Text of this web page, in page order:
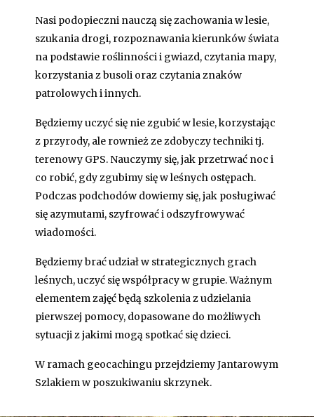
Nasi podopieczni nauczą się zachowania w lesie,
szukania drogi, rozpoznawania kierunków świata
na podstawie roślinności i gwiazd, czytania mapy,
korzystania z busoli oraz czytania znaków
patrolowych i innych.
Będziemy uczyć się nie zgubić w lesie, korzystając
z przyrody, ale rownież ze zdobyczy techniki tj.
terenowy GPS. Nauczymy się, jak przetrwać noc i
co robić, gdy zgubimy się w leśnych ostępach.
Podczas podchodów dowiemy się, jak posługiwać
się azymutami, szyfrować i odszyfrowywać
wiadomości.
Będziemy brać udział w strategicznych grach
leśnych, uczyć się współpracy w grupie. Ważnym
elementem zajęć będą szkolenia z udzielania
pierwszej pomocy, dopasowane do możliwych
sytuacji z jakimi mogą spotkać się dzieci.
W ramach geocachingu przejdziemy Jantarowym
Szlakiem w poszukiwaniu skrzynek.